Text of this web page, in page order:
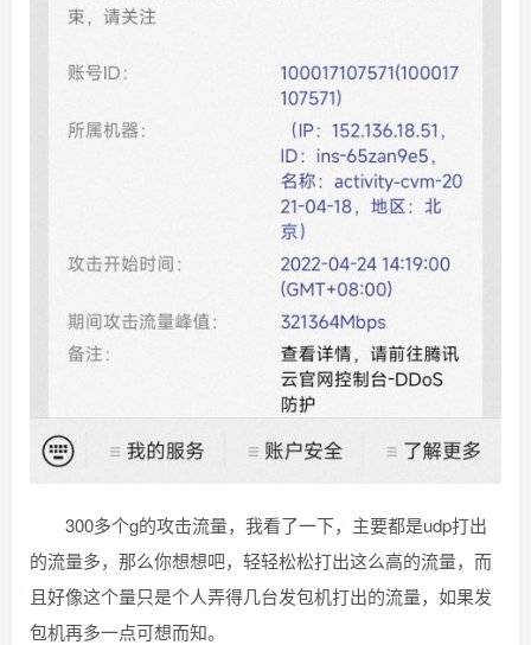
300多个g的攻击流量，我看了一下，主要都是udp打出
的流量多，那么你想想吧，轻轻松松打出这么高的流量，而
且好像这个量只是个人弄得几台发包机打出的流量，如果发
包机再多一点可想而知。